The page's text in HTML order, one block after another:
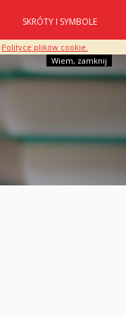
Polityce plików cookie.
Wiem, zamknij
SKRÓTY I SYMBOLE